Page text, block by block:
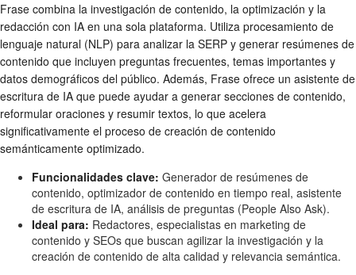
Frase combina la investigación de contenido, la optimización y la
redacción con IA en una sola plataforma. Utiliza procesamiento de
lenguaje natural (NLP) para analizar la SERP y generar resúmenes de
contenido que incluyen preguntas frecuentes, temas importantes y
datos demográficos del público. Además, Frase ofrece un asistente de
escritura de IA que puede ayudar a generar secciones de contenido,
reformular oraciones y resumir textos, lo que acelera
significativamente el proceso de creación de contenido
semánticamente optimizado.
Funcionalidades clave: Generador de resúmenes de
contenido, optimizador de contenido en tiempo real, asistente
de escritura de IA, análisis de preguntas (People Also Ask).
Ideal para: Redactores, especialistas en marketing de
contenido y SEOs que buscan agilizar la investigación y la
creación de contenido de alta calidad y relevancia semántica.